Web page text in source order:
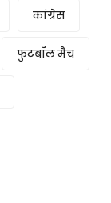
कांग्रेस
फुटबॉल मैच